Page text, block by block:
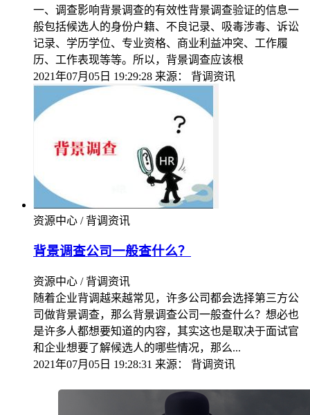
一、调查影响背景调查的有效性背景调查验证的信息一
般包括候选人的身份户籍、不良记录、吸毒涉毒、诉讼
记录、学历学位、专业资格、商业利益冲突、工作履
历、工作表现等等。所以，背景调查应该根
2021年07月05日 19:29:28 来源： 背调资讯
资源中心 / 背调资讯
背景调查公司一般查什么？
资源中心 / 背调资讯
随着企业背调越来越常见，许多公司都会选择第三方公
司做背景调查，那么背景调查公司一般查什么？想必也
是许多人都想要知道的内容，其实这也是取决于面试官
和企业想要了解候选人的哪些情况，那么...
2021年07月05日 19:28:31 来源： 背调资讯